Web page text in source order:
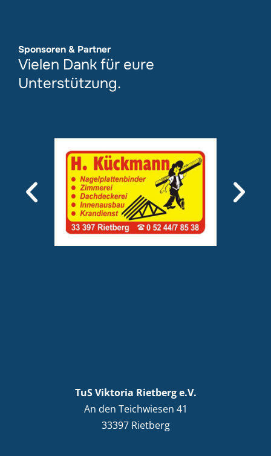
Sponsoren & Partner
Vielen Dank für eure
Unterstützung.
TuS Viktoria Rietberg e.V.
An den Teichwiesen 41
33397 Rietberg